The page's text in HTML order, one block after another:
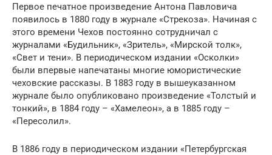
Первое печатное произведение Антона Павловича
появилось в 1880 году в журнале «Стрекоза». Начиная с
этого времени Чехов постоянно сотрудничал с
журналами «Будильник», «Зритель», «Мирской толк»,
«Свет и тени». В периодическом издании «Осколки»
были впервые напечатаны многие юмористические
чеховские рассказы. В 1883 году в вышеуказанном
журнале было опубликовано произведение «Толстый и
тонкий», в 1884 году – «Хамелеон», а в 1885 году –
«Пересолил».
В 1886 году в периодическом издании «Петербургская